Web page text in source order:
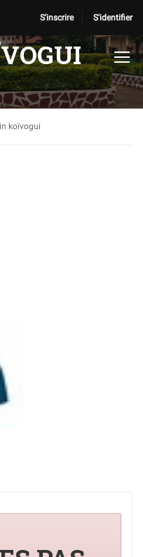
S'inscrire S'identifier
koïvogui